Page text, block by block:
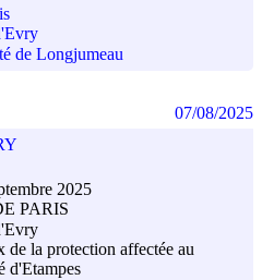
de Longjumeau
2025
PARIS
de la protection affectée au
d'Etampes
07/08/2025